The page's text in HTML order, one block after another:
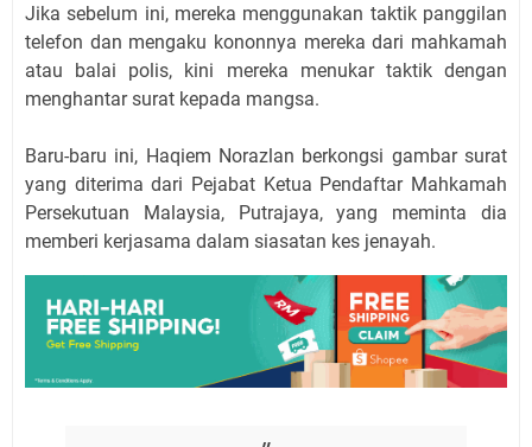
Jika sebelum ini, mereka menggunakan taktik panggilan
telefon dan mengaku kononnya mereka dari mahkamah
atau balai polis, kini mereka menukar taktik dengan
menghantar surat kepada mangsa.
Baru-baru ini, Haqiem Norazlan berkongsi gambar surat
yang diterima dari Pejabat Ketua Pendaftar Mahkamah
Persekutuan Malaysia, Putrajaya, yang meminta dia
memberi kerjasama dalam siasatan kes jenayah.